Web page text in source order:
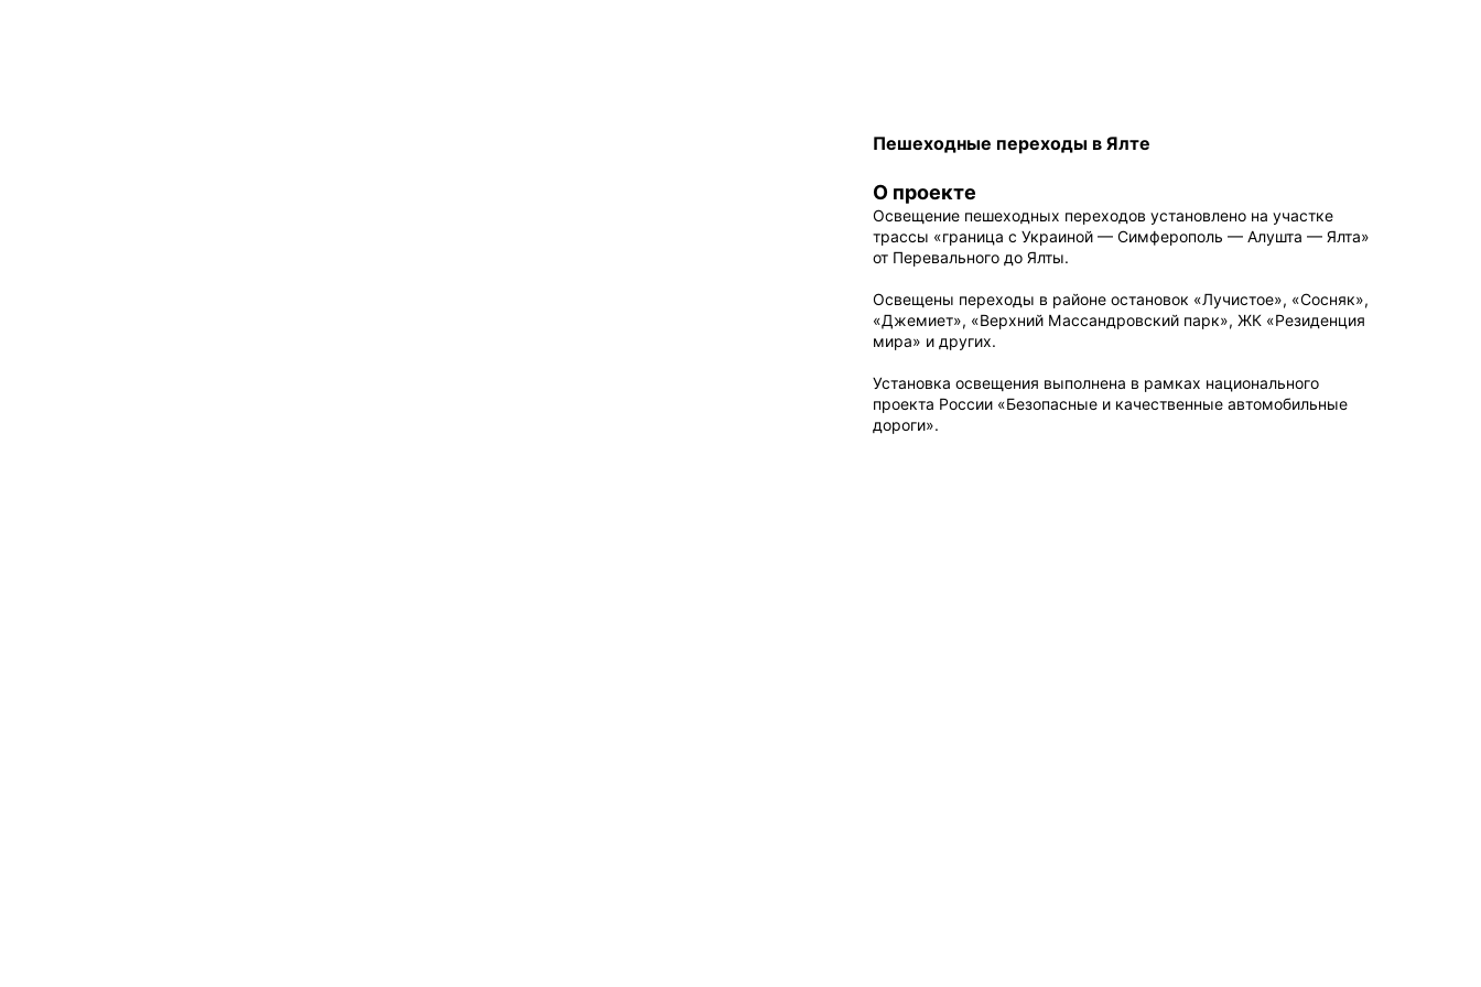
Пешеходные переходы в Ялте
О проекте
Освещение пешеходных переходов установлено на участке
трассы «граница с Украиной — Симферополь — Алушта — Ялта»
от Перевального до Ялты.
Освещены переходы в районе остановок «Лучистое», «Сосняк»,
«Джемиет», «Верхний Массандровский парк», ЖК «Резиденция
мира» и других.
Установка освещения выполнена в рамках национального
проекта России «Безопасные и качественные автомобильные
дороги».